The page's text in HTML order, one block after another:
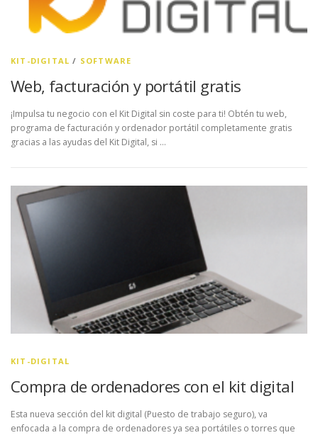
KIT-DIGITAL / SOFTWARE
Web, facturación y portátil gratis
¡Impulsa tu negocio con el Kit Digital sin coste para ti! Obtén tu web,
programa de facturación y ordenador portátil completamente gratis
gracias a las ayudas del Kit Digital, si …
KIT-DIGITAL
Compra de ordenadores con el kit digital
Esta nueva sección del kit digital (Puesto de trabajo seguro), va
enfocada a la compra de ordenadores ya sea portátiles o torres que